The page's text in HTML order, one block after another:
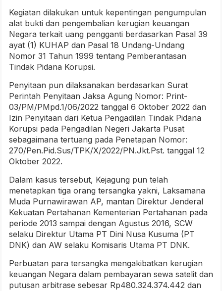
Kegiatan dilakukan untuk kepentingan pengumpulan
alat bukti dan pengembalian kerugian keuangan
Negara terkait uang pengganti berdasarkan Pasal 39
ayat (1) KUHAP dan Pasal 18 Undang-Undang
Nomor 31 Tahun 1999 tentang Pemberantasan
Tindak Pidana Korupsi.
Penyitaan pun dilaksanakan berdasarkan Surat
Perintah Penyitaan Jaksa Agung Nomor: Print-
03/PM/PMpd.1/06/2022 tanggal 6 Oktober 2022 dan
Izin Penyitaan dari Ketua Pengadilan Tindak Pidana
Korupsi pada Pengadilan Negeri Jakarta Pusat
sebagaimana tertuang pada Penetapan Nomor:
270/Pen.Pid.Sus/TPK/X/2022/PN.Jkt.Pst. tanggal 12
Oktober 2022.
Dalam kasus tersebut, Kejagung pun telah
menetapkan tiga orang tersangka yakni, Laksamana
Muda Purnawirawan AP, mantan Direktur Jenderal
Kekuatan Pertahanan Kementerian Pertahanan pada
periode 2013 sampai dengan Agustus 2016, SCW
selaku Direktur Utama PT Dini Nusa Kusuma (PT
DNK) dan AW selaku Komisaris Utama PT DNK.
Perbuatan para tersangka mengakibatkan kerugian
keuangan Negara dalam pembayaran sewa satelit dan
putusan arbitrase sebesar Rp480.324.374.442 dan